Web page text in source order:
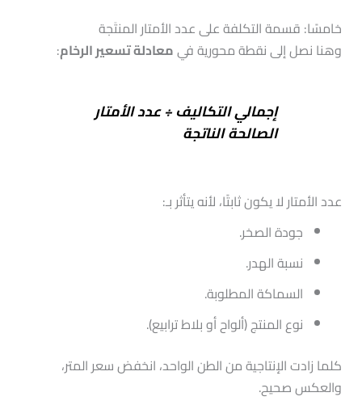
خامسًا: قسمة التكلفة على عدد الأمتار المنتَجة
وهنا نصل إلى نقطة محورية فيمعادلة تسعير الرخام:
إجمالي التكاليف ÷ عدد الأمتار
الصالحة الناتجة
عدد الأمتار لا يكون ثابتًا، لأنه يتأثر بـ:
جودة الصخر.
نسبة الهدر.
السماكة المطلوبة.
نوع المنتج (ألواح أو بلاط ترابيع).
كلما زادت الإنتاجية من الطن الواحد، انخفض سعر المتر،
والعكس صحيح.